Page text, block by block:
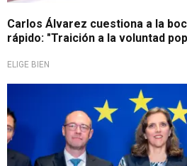
Carlos Álvarez cuestiona a la
rápido: "Traición a la voluntad
ELIGE BIEN
Destacan participación ciudadana